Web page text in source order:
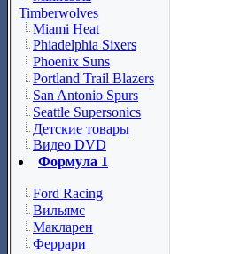
Timberwolves
Miami Heat
Phiadelphia Sixers
Phoenix Suns
Portland Trail Blazers
San Antonio Spurs
Seattle Supersonics
Детские товары
Видео DVD
Формула 1
Ford Racing
Вильямс
Макларен
Феррари